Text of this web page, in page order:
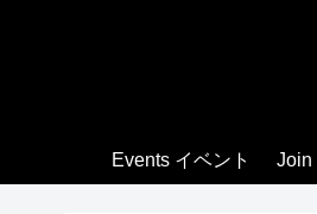
Events イベント Join